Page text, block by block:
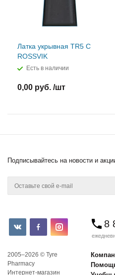
Латка укрывная TR5 C
ROSSVIK
Есть в наличии
0,00 руб. /шт
Подписывайтесь на новости и
8
2005–2026 © Tyre
Pharmacy
Интернет-магазин